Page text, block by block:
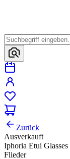
Zurück
Ausverkauft
Iphoria Etui Glasses
Flieder